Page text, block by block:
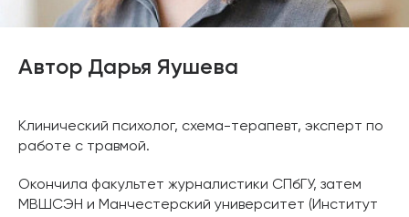
Автор Дарья Яушева
Клинический психолог, схема-терапевт, эксперт по
работе с травмой.
Окончила факультет журналистики СПбГУ, затем
МВШСЭН и Манчестерский университет (Институт